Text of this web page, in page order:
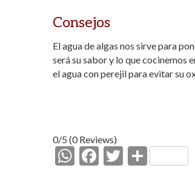
Consejos
El agua de algas nos sirve para
será su sabor y lo que cocinemos
el agua con perejil para evitar su
0/5 (0 Reviews)
W F
T C